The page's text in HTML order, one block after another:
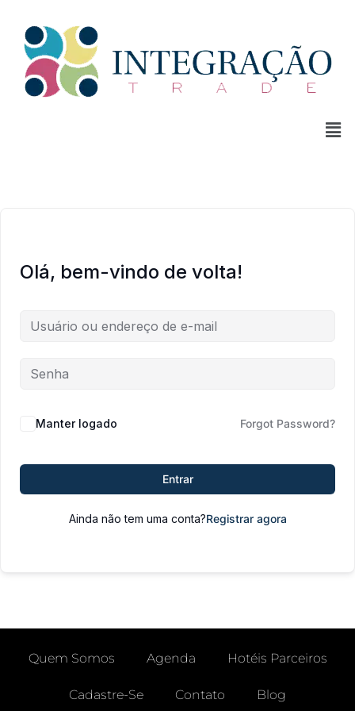
Olá, bem-vindo de volta!
Manter logado Forgot Password?
Entrar
Ainda não tem uma conta?Registrar agora
Quem Somos Agenda Hotéis Parceiros
Cadastre-Se Contato Blog